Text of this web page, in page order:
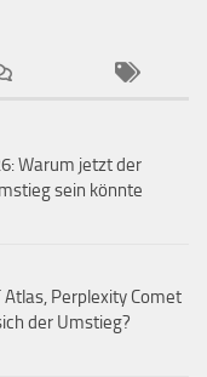
Warum jetzt der
sein könnte
Perplexity Comet
der Umstieg?